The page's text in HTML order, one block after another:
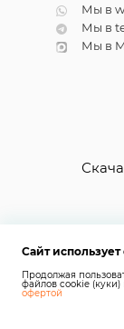
Мы в
Мы в
Мы в
Сайт
Продолжая
файлов cookie (куки)
офертой